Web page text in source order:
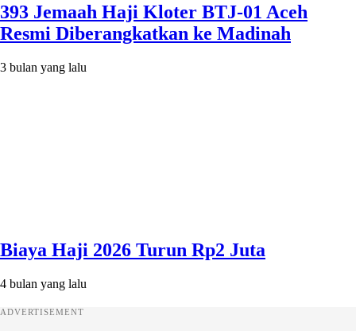
393 Jemaah Haji Kloter BTJ-01 Aceh
Resmi Diberangkatkan ke Madinah
3 bulan yang lalu
Biaya Haji 2026 Turun Rp2 Juta
4 bulan yang lalu
ADVERTISEMENT